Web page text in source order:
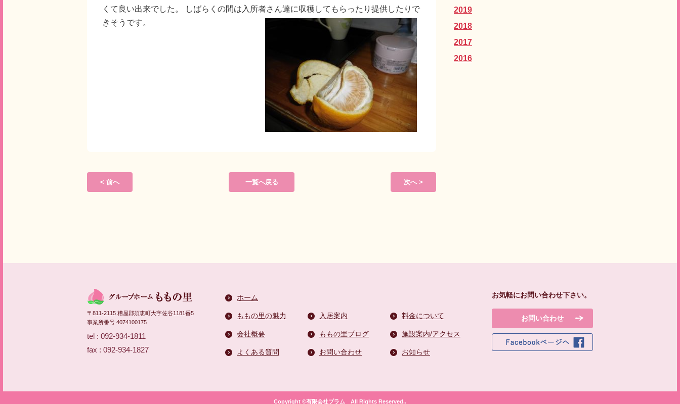
くて良い出来でした。 しばらくの間は入所者さん達に収穫してもらったり提供したりで
きそうです。
< 前へ 一覧へ戻る 次へ >
2019
2018
2017
2016
〒811-2115 糟屋郡須恵町大字佐谷1181番5
事業所番号 4074100175
tel : 092-934-1811
fax : 092-934-1827
ホーム
ももの里の魅力 入居案内 料金について
会社概要 ももの里ブログ 施設案内/アクセス
よくある質問 お問い合わせ お知らせ
お気軽にお問い合わせ下さい。
お問い合わせ
Copyright ©有限会社プラム All Rights Reserved..